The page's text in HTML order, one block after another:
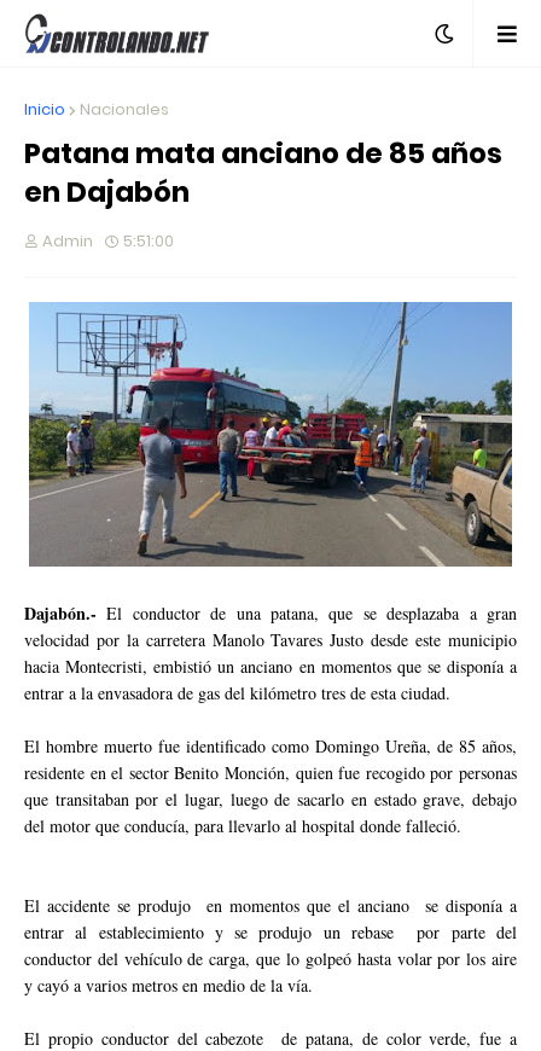
Inicio Nacionales
Patana mata anciano de 85 años
en Dajabón
Admin 5:51:00
Dajabón.- El conductor de una patana, que se desplazaba a gran
velocidad por la carretera Manolo Tavares Justo desde este municipio
hacia Montecristi, embistió un anciano en momentos que se disponía a
entrar a la envasadora de gas del kilómetro tres de esta ciudad.
El hombre muerto fue identificado como Domingo Ureña, de 85 años,
residente en el sector Benito Monción, quien fue recogido por personas
que transitaban por el lugar, luego de sacarlo en estado grave, debajo
del motor que conducía, para llevarlo al hospital donde falleció.
El accidente se produjo en momentos que el anciano se disponía a
entrar al establecimiento y se produjo un rebase por parte del
conductor del vehículo de carga, que lo golpeó hasta volar por los aire
y cayó a varios metros en medio de la vía.
El propio conductor del cabezote de patana, de color verde, fue a